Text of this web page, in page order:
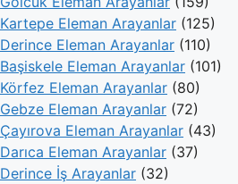
Kartepe Eleman Arayanlar (125)
Derince Eleman Arayanlar (110)
Başiskele Eleman Arayanlar (101)
Körfez Eleman Arayanlar (80)
Gebze Eleman Arayanlar (72)
Çayırova Eleman Arayanlar (43)
Darıca Eleman Arayanlar (37)
Derince İş Arayanlar (32)